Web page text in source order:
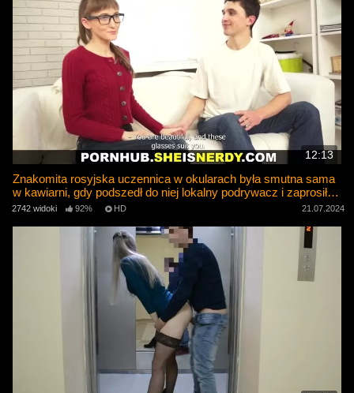
12:13
Znakomita rosyjska uczennica w okularach była smutna sama
w kawiarni, gdy podszedł do niej lokalny podrywacz i zaprosił ją
do ruchania
2742 widoki 92% HD 21.07.2024